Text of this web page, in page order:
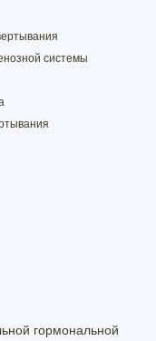
системы
гормональной